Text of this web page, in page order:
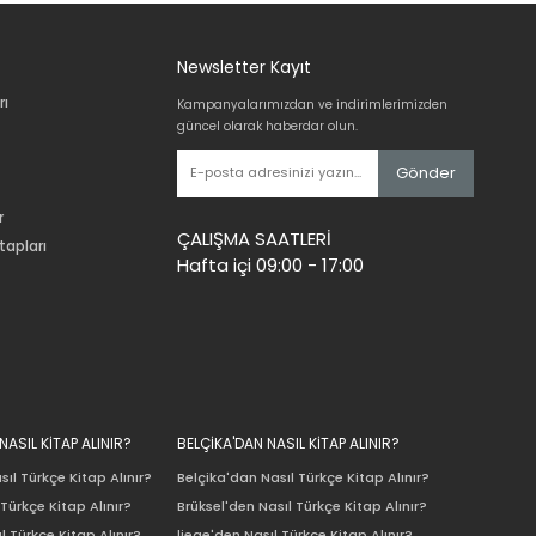
Newsletter Kayıt
Kampanyalarımızdan ve indirimlerimizden
güncel olarak haberdar olun.
Gönder
ÇALIŞMA SAATLERİ
Hafta içi 09:00 - 17:00
KİTAP ALINIR?
Türkçe Kitap Alınır?
Kitap Alınır?
BELÇİKA'DAN NASIL KİTAP ALINIR?
Belçika'dan Nasıl Türkçe Kitap Alınır?
Brüksel'den Nasıl Türkçe Kitap Alınır?